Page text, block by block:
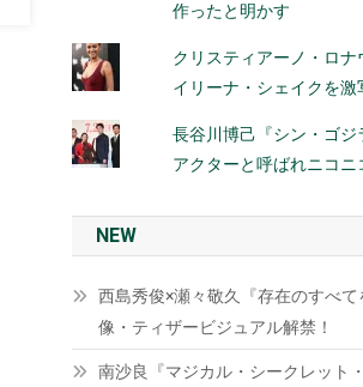
作ったと明かす
クリスティアーノ・ロナ
イリーナ・シェイクを激
長谷川博己『シン・ゴジ
アクターと呼ばれニコニ
NEW
西島秀俊×瀬々敬久『存在のすべ
像・ティザービジュアル解禁！
南沙良『マジカル・シークレット